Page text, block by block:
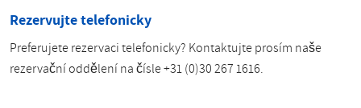
Rezervujte telefonicky
Preferujete rezervaci telefonicky? Kontaktujte prosím naše
rezervační oddělení na čísle +31 (0)30 267 1616.